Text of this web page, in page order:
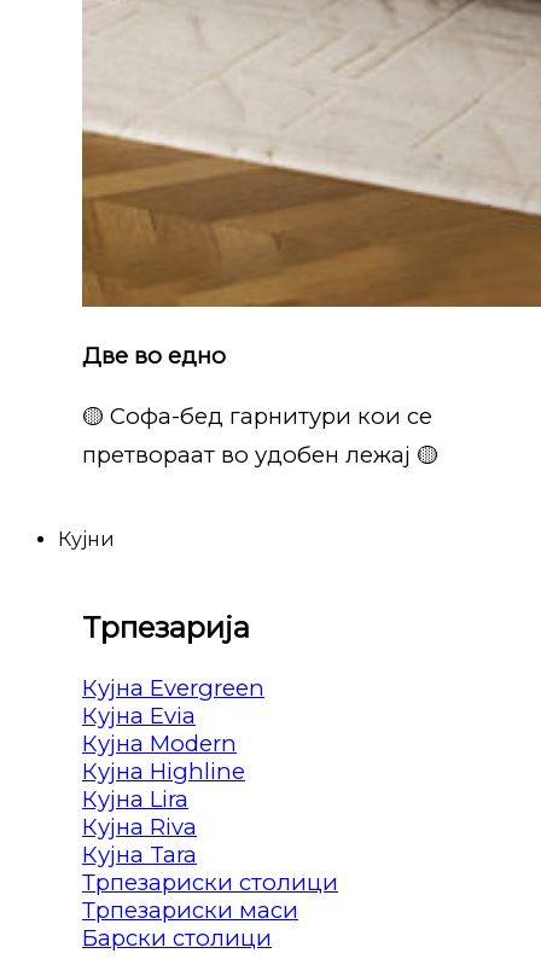
Две во едно
🟡 Софа-бед гарнитури кои се
претвораат во удобен лежај 🟡
Кујни
Трпезарија
Кујна Evergreen
Кујна Evia
Кујна Modern
Кујна Highline
Кујна Lira
Кујна Riva
Кујна Tara
Трпезариски столици
Трпезариски маси
Барски столици